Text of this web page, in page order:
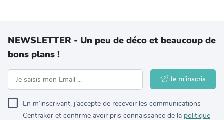
NEWSLETTER - Un peu de déco et beaucoup de
bons plans !
Je m'inscris
En m’inscrivant, j’accepte de recevoir les communications
Centrakor et confirme avoir pris connaissance de la politique